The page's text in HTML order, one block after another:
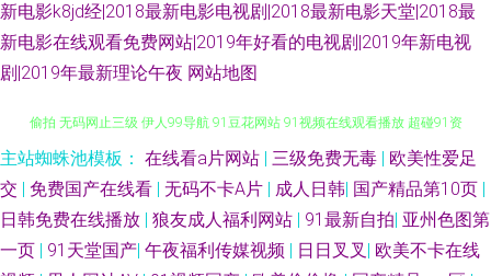
新电影k8jd经|2018最新电影电视剧|2018最新电影天堂|2018最
新电影在线观看免费网站|2019年好看的电视剧|2019年新电视
剧|2019年最新理论午夜 网站地图
变态91 91网站入口免费 蜜臀91九色原创 欧美自慰色图 日韩精品专区 熟妇
偷拍 无码网止三级 伊人99导航 91豆花网站 91视频在线观看播放 超碰91资
主站蜘蛛池模板： 在线看a片网站 | 三级免费无毒 | 欧美性爱足
交 | 免费国产在线看 | 无码不卡A片 | 成人日韩| 国产精品第10页 |
日韩免费在线播放 | 狼友成人福利网站 | 91最新自拍| 亚州色图第
一页 | 91天堂国产| 午夜福利传媒视频 | 日日叉叉 | 欧美不卡在线